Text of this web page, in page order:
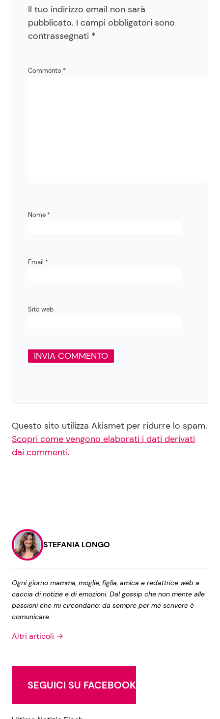
Il tuo indirizzo email non sarà
pubblicato. I campi obbligatori sono
contrassegnati *
Commento *
Nome *
Email *
Sito web
Questo sito utilizza Akismet per ridurre lo spam.
Scopri come vengono elaborati i dati derivati
dai commenti.
STEFANIA LONGO
Ogni giorno mamma, moglie, figlia, amica e redattrice web a
caccia di notizie e di emozioni. Dal gossip che non mente alle
passioni che mi circondano: da sempre per me scrivere è
comunicare.
Altri articoli →
SEGUICI SU FACEBOOK